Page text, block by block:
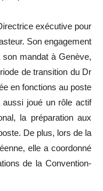
exécutive pour
Son engagement
mandat à Genève,
de transition du Dr
en fonctions au poste
aussi joué un rôle actif
la préparation aux
De plus, lors de la
elle a coordonné
de la Convention-